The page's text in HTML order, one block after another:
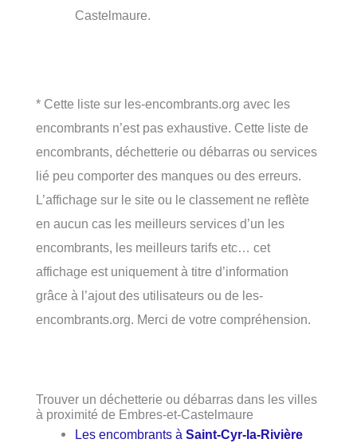
Castelmaure.
* Cette liste sur les-encombrants.org avec les
encombrants n’est pas exhaustive. Cette liste de
encombrants, déchetterie ou débarras ou services
lié peu comporter des manques ou des erreurs.
L’affichage sur le site ou le classement ne reflète
en aucun cas les meilleurs services d’un les
encombrants, les meilleurs tarifs etc… cet
affichage est uniquement à titre d’information
grâce à l’ajout des utilisateurs ou de les-
encombrants.org. Merci de votre compréhension.
Trouver un déchetterie ou débarras dans les villes
à proximité de Embres-et-Castelmaure
Les encombrants àSaint-Cyr-la-Rivière